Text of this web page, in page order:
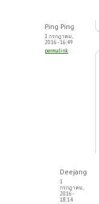
Ping Ping
1 กรกฎาคม,
2016 - 16:49
permalink
Deejang
1
กรกฎาคม,
2016 -
18:14